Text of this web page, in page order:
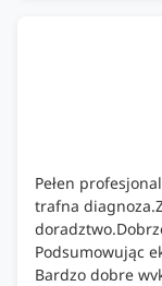
Pełen
trafna
Podsumowując
Bardzo dobre